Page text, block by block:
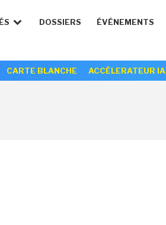
DOSSIERS ÉVÉNEMENTS
CARTE BLANCHE ACCÉLERATEUR IA